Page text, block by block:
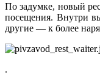
По задумке, новый
посещения. Внутри
другие — к более
.